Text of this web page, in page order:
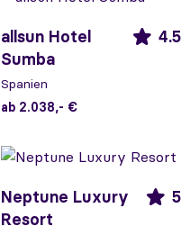
allsun Hotel
Sumba
4.5
Spanien
ab 2.038,- €
Neptune Luxury
Resort
5